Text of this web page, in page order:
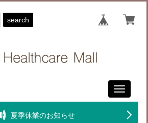
search
Toggle
夏季休業のお知らせ